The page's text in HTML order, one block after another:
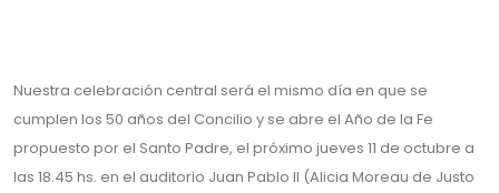
Nuestra celebración central será el mismo día en que se
cumplen los 50 años del Concilio y se abre el Año de la Fe
propuesto por el Santo Padre, el próximo jueves 11 de octubre a
las 18.45 hs. en el auditorio Juan Pablo II (Alicia Moreau de Justo